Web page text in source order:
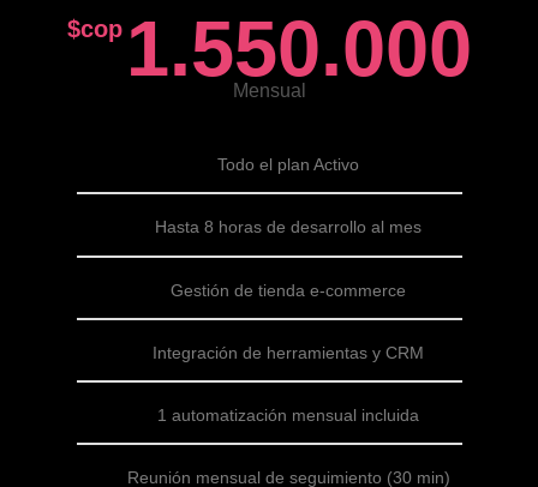
$cop 1.550.000
Mensual
Todo el plan Activo
Hasta 8 horas de desarrollo al mes
Gestión de tienda e-commerce
Integración de herramientas y CRM
1 automatización mensual incluida
Reunión mensual de seguimiento (30 min)